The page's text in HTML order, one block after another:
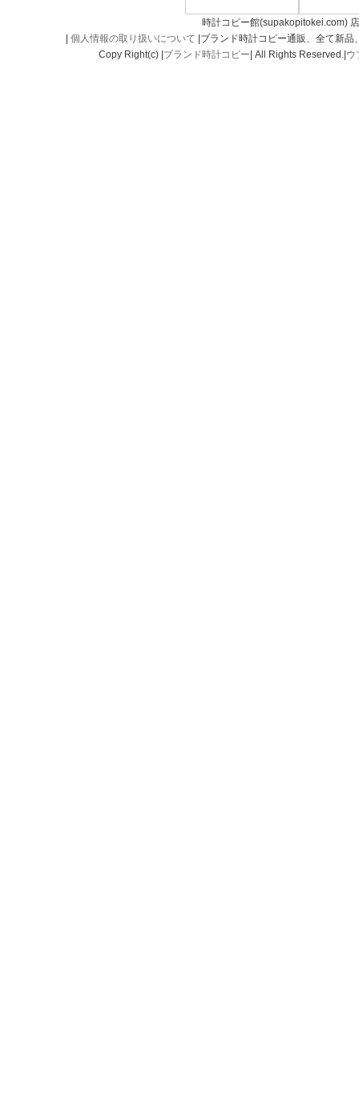
時計コピー館(supakopitokei.com)
個人情報の取り扱いについて |ブランド時計コピー通販、全て新
Copy Right(c) | ブランド時計コピー | All Rights Reserved.| ウ